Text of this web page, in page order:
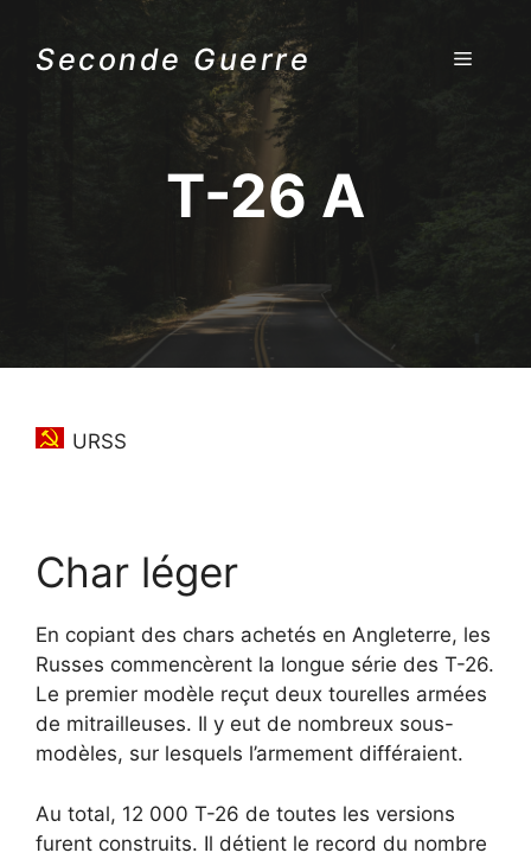
contenuSeconde Guerre MENU
T-26 A
URSS
Char léger
En copiant des chars achetés en Angleterre, les
Russes commencèrent la longue série des T-26.
Le premier modèle reçut deux tourelles armées
de mitrailleuses. Il y eut de nombreux sous-
modèles, sur lesquels l’armement différaient.
Au total, 12 000 T-26 de toutes les versions
furent construits. Il détient le record du nombre